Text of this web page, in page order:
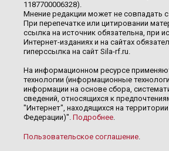
1187700006328).
Мнение редакции может не совпадать
При перепечатке или цитировании
ссылка на источник обязательна, при
Интернет-изданиях и на сайтах
гиперссылка на сайт Sila-rf.ru.
На информационном ресурсе
технологии (информационные
информации на основе сбора,
сведений, относящихся к
"Интернет", находящихся на
Федерации)". Подробнее.
Пользовательское соглашение.